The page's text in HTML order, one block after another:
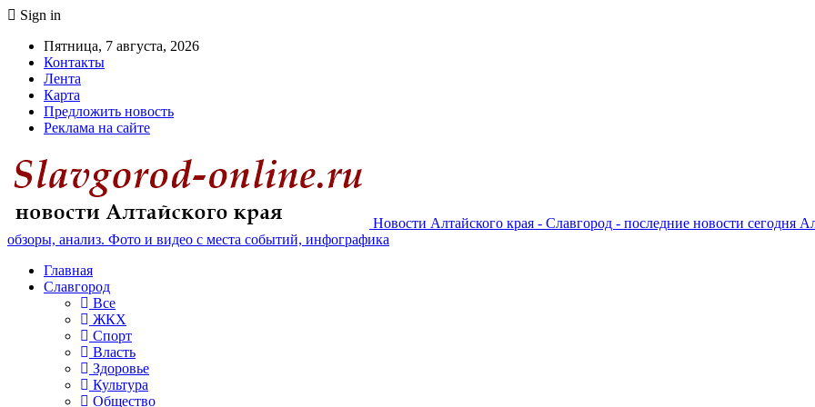
Sign in
Пятница, 7 августа, 2026
Контакты
Лента
Карта
Предложить новость
Реклама на сайте
Новости Алтайского края - Славгород - последние новости сегодня
обзоры, анализ. Фото и видео с места событий, инфографика
Главная
Славгород
Все
ЖКХ
Спорт
Власть
Здоровье
Культура
Общество